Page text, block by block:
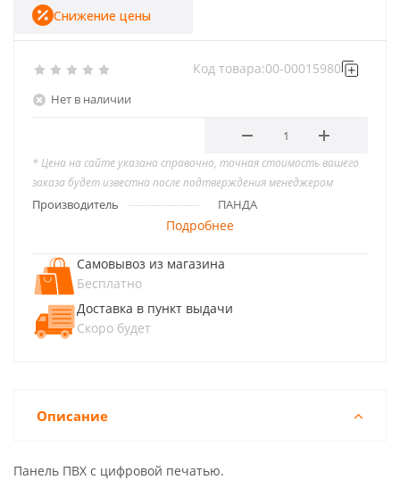
Нет в наличии
Код товара:00-00015980
Снижение цены
* Цена на сайте указана справочно, точная стоимость вашего
заказа будет известна после подтверждения менеджером
Производитель ПАНДА
Подробнее
Самовывоз из магазина
Бесплатно
Доставка в пункт выдачи
Скоро будет
Описание
Панель ПВХ с цифровой печатью.